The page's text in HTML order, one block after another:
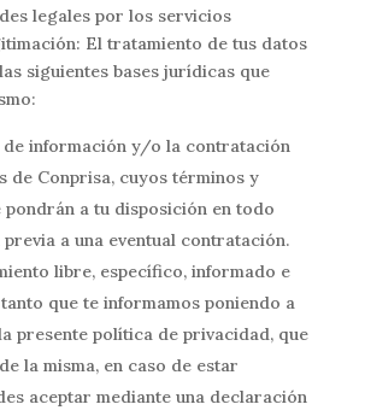
legales por los servicios
El tratamiento de tus datos
siguientes bases jurídicas que
información y/o la contratación
de Conprisa, cuyos términos y
pondrán a tu disposición en todo
a una eventual contratación.
libre, especí­fico, informado e
que te informamos poniendo a
presente polí­tica de privacidad, que
la misma, en caso de estar
aceptar mediante una declaración